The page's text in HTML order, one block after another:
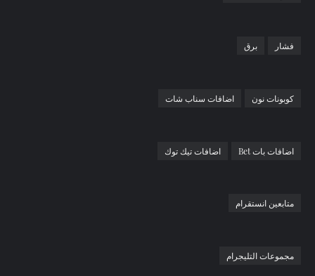
فشار برق
كوبونات نون اضافات سناب شات
اضافات بات Bet اضافات تيك توك
متابعين انستقرام
مجموعات التليجرام